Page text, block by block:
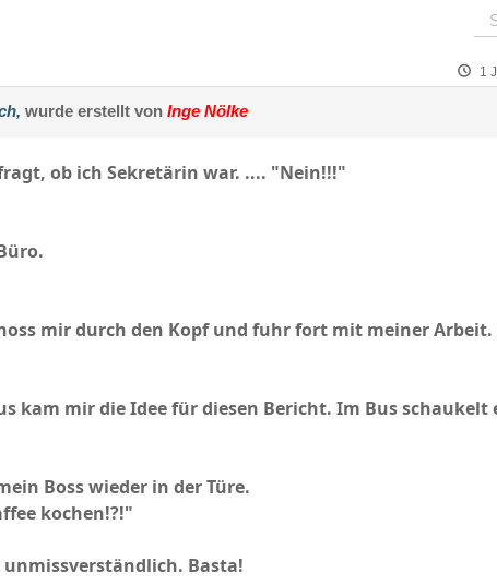
1
wurde erstellt vonInge Nölke
ob ich Sekretärin war. .... "Nein!!!"
mir durch den Kopf und fuhr fort mit meiner
kam mir die Idee für diesen Bericht. Im Bus schaukelt
Boss wieder in der Türe.
kochen!?!"
Basta!